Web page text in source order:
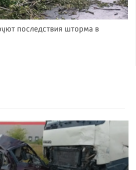
последствия шторма в